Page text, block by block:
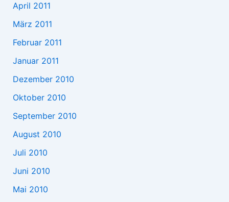
April 2011
März 2011
Februar 2011
Januar 2011
Dezember 2010
Oktober 2010
September 2010
August 2010
Juli 2010
Juni 2010
Mai 2010